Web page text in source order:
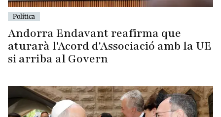
Política
Andorra Endavant reafirma que
aturarà l'Acord d'Associació amb la UE
si arriba al Govern